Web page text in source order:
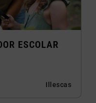
ESCOLAR
Illescas